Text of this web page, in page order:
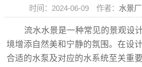
时间：2024-06-09作者： 水景
流水水景是一种常见的景观设计
境增添自然美和宁静的氛围。在设
合适的水泵及对应的水系统至关重